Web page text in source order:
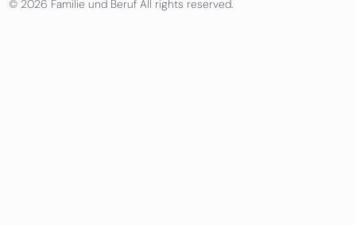
© 2026 Familie und Beruf All rights reserved.